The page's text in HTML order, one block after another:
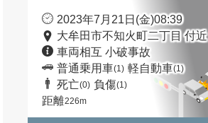
2023年7月21日(金)08:39
大牟田市不知火町二丁目 付近
車両相互 小破事故
普通乗用車(1) 軽自動車(1)
死亡(0) 負傷(1)
距離226m